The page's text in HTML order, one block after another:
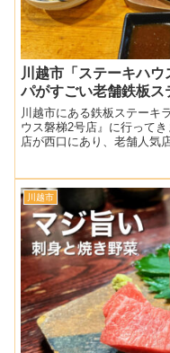
川越市「ステーキハ
パがすごい老舗鉄板ス
川越市にある鉄板ステーキ
ウス磐梯2号店』に行って
店が西口にあり、老舗人気
川越市